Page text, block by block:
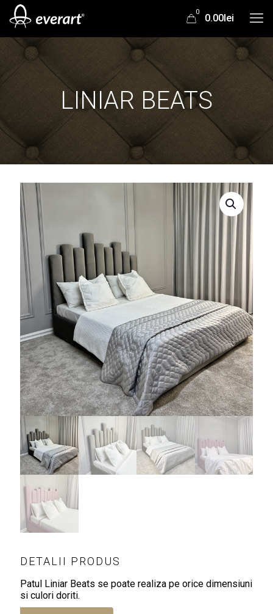
0
0.00lei
LINIAR BEATS
DETALII PRODUS
Patul Liniar Beats se poate realiza pe orice dimensiuni
si culori doriti.